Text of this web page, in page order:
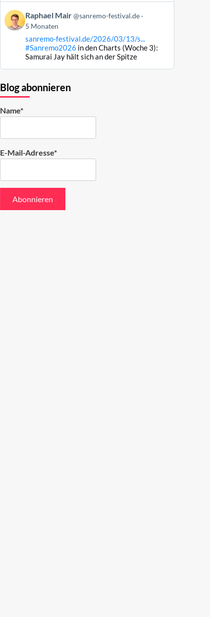
Bluesky
ansehen
Beitrag
von
Raphael
Raphael Mair @sanremo-festival.de
5 Monaten
sanremo-festival.de/2026/03/13/s...
#Sanremo2026 in den Charts (Woche 3):
Samurai Jay hält sich an der Spitze
Blog abonnieren
Name*
E-Mail-Adresse*